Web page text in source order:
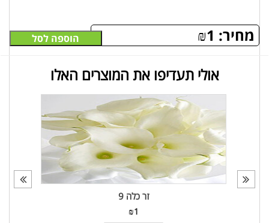
מחיר: ₪1 הוספה לסל
אולי תעדיפו את המוצרים האלו
זר כלה 9
₪1